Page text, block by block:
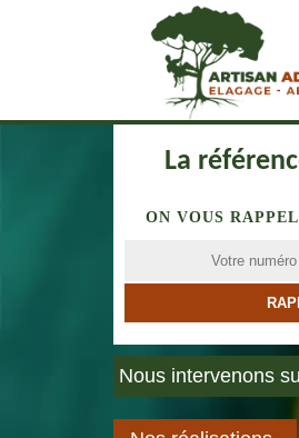
La
ON VOUS
Nous intervenons